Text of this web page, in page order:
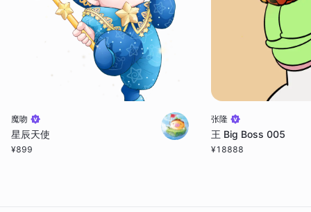
魔吻
星辰天使
¥899
张隆
王 Big Boss 005
¥18888